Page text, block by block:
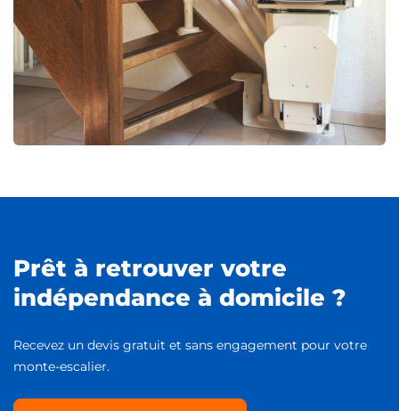
Prêt à retrouver votre
indépendance à domicile ?
Recevez un devis gratuit et sans engagement pour votre
monte-escalier.